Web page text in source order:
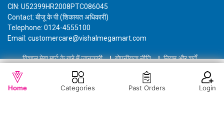
WISHLIST OUT OF STOCK
CIN: U52399HR2008PTC086045
Contact: बीजू के पी (शिकायत अधिकारी)
Telephone: 0124-4555100
Email: customercare@vishalmegamart.com
विशाल मेगा मार्ट के बारे में जानकारी गोपनीयता नीति नियम और शर्तें
Copyright © 2021 Airplaza Retail Holdings Private Limited
Home Categories Past Orders Login